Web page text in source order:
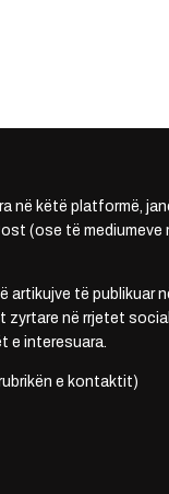
në këtë platformë,
(ose të mediumeve
artikujve të publikuar
zyrtare në rrjetet
e interesuara.
e kontaktit)